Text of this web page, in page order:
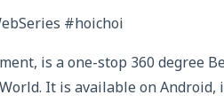
#hoichoi
is a one-stop 360 degree
It is available on Android,